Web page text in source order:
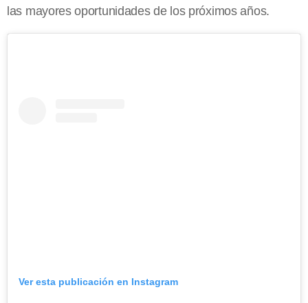
las mayores oportunidades de los próximos años.
Ver esta publicación en Instagram